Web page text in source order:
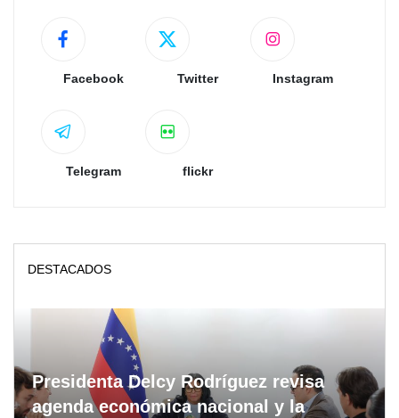
Facebook Twitter Instagram
Telegram flickr
DESTACADOS
Presidenta Delcy Rodríguez revisa
agenda económica nacional y la